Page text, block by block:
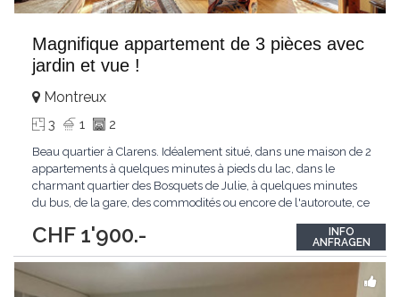
Magnifique appartement de 3 pièces avec
jardin et vue !
CHF 1'900.-
Montreux
3 1 2
Beau quartier à Clarens. Idéalement situé, dans une maison de 2
appartements à quelques minutes à pieds du lac, dans le
charmant quartier des Bosquets de Julie, à quelques minutes
du bus, de la gare, des commodités ou encore de l'autoroute, ce
de belles choses. Pourvu d'une magnifique terrasse,
l'appartement bénéficie également...
INFO
ANFRAGEN